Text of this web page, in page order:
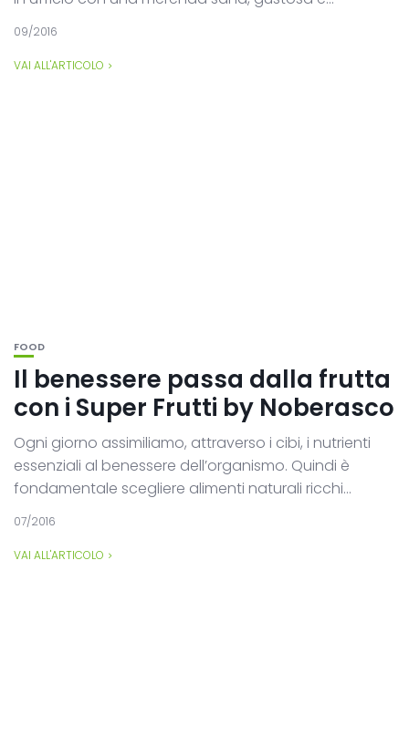
09/2016
VAI ALL'ARTICOLO
FOOD
Il benessere passa dalla frutta
con i Super Frutti by Noberasco
Ogni giorno assimiliamo, attraverso i cibi, i nutrienti
essenziali al benessere dell’organismo. Quindi è
fondamentale scegliere alimenti naturali ricchi...
07/2016
VAI ALL'ARTICOLO